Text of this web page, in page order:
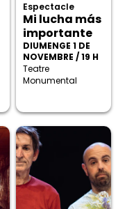
Espectacle
Mi lucha más
importante
DIUMENGE 1 DE
NOVEMBRE / 19 H
Teatre
Monumental